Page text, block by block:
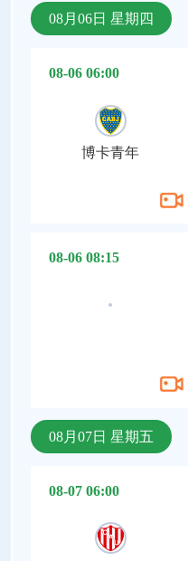
08月06日 星期四
08-06 06:00
博卡青年
08-06 08:15
08月07日 星期五
08-07 06:00